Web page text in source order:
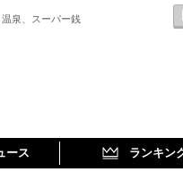
泉、スーパー銭
ース ランキン